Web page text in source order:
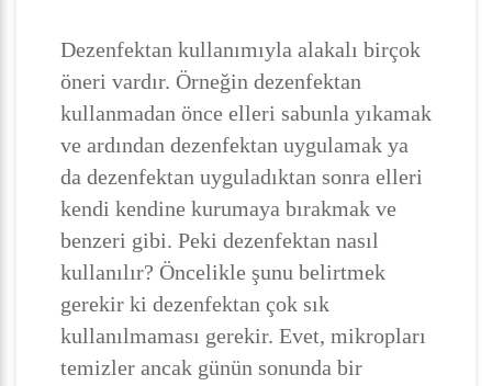
Dezenfektan kullanımıyla alakalı birçok
öneri vardır. Örneğin dezenfektan
kullanmadan önce elleri sabunla yıkamak
ve ardından dezenfektan uygulamak ya
da dezenfektan uyguladıktan sonra elleri
kendi kendine kurumaya bırakmak ve
benzeri gibi. Peki dezenfektan nasıl
kullanılır? Öncelikle şunu belirtmek
gerekir ki dezenfektan çok sık
kullanılmaması gerekir. Evet, mikropları
temizler ancak günün sonunda bir